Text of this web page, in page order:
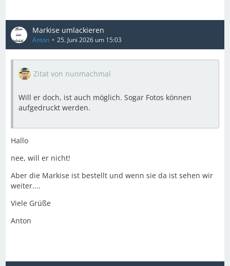
Markise umlackieren
Anton 25. Juni 2026 um 15:03
Zitat von nunmachmal
Will er doch, ist auch möglich. Sogar Fotos können
aufgedruckt werden.
Hallo
nee, will er nicht!
Aber die Markise ist bestellt und wenn sie da ist sehen wir
weiter....
Viele Grüße
Anton